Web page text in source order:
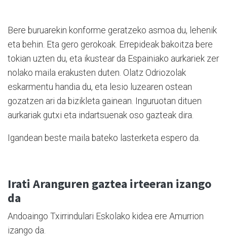
Bere buruarekin konforme geratzeko asmoa du, lehenik
eta behin. Eta gero gerokoak. Errepideak bakoitza bere
tokian uzten du, eta ikustear da Espainiako aurkariek zer
nolako maila erakusten duten. Olatz Odriozolak
eskarmentu handia du, eta lesio luzearen ostean
gozatzen ari da bizikleta gainean. Inguruotan dituen
aurkariak gutxi eta indartsuenak oso gazteak dira.
Igandean beste maila bateko lasterketa espero da.
Irati Aranguren gaztea irteeran izango
da
Andoaingo Txirrindulari Eskolako kidea ere Amurrion
izango da.